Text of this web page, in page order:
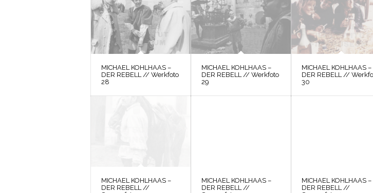
MICHAEL KOHLHAAS –
DER REBELL // Werkfoto
28
MICHAEL KOHLHAAS –
DER REBELL // Werkfoto
29
MICHAEL KOHLHAAS –
DER REBELL //
30
MICHAEL KOHLHAAS –
DER REBELL //
MICHAEL KOHLHAAS –
DER REBELL //
MICHAEL KOHLHAAS –
DER REBELL //